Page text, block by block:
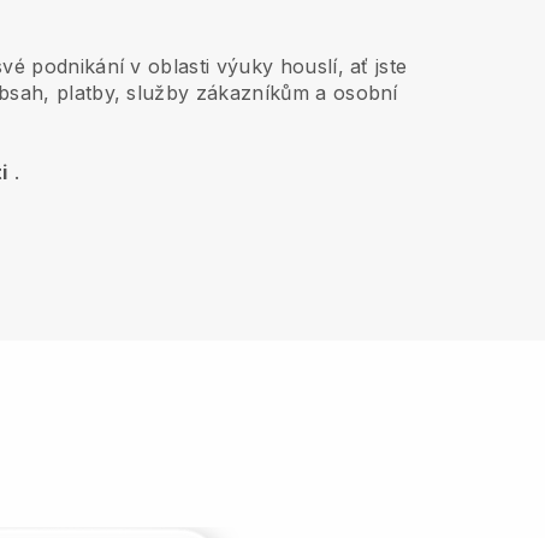
podnikání v oblasti výuky houslí, ať jste
platby, služby zákazníkům a osobní
.